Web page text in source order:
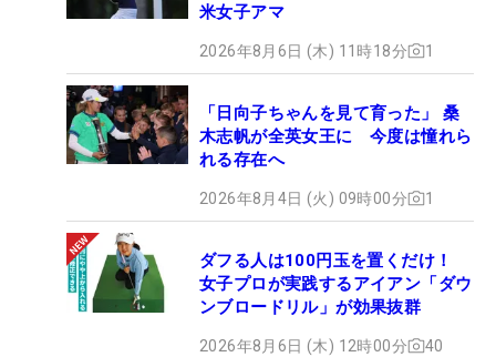
米女子アマ
2026年8月6日 (木) 11時18分 1
「日向子ちゃんを見て育った」 桑
木志帆が全英女王に 今度は憧れら
れる存在へ
2026年8月4日 (火) 09時00分 1
ダフる人は100円玉を置くだけ！
女子プロが実践するアイアン「ダウ
ンブロードリル」が効果抜群
2026年8月6日 (木) 12時00分 40